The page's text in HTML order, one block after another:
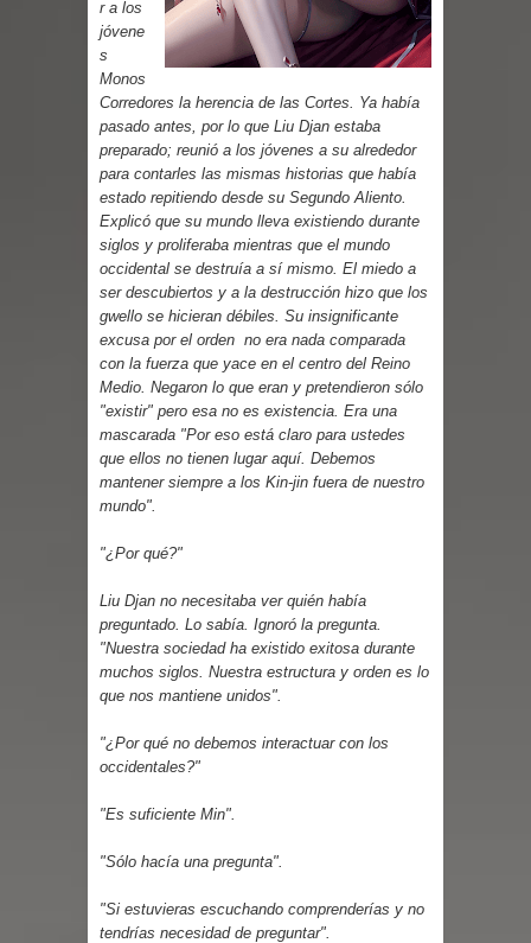
r a los
jóvene
s
Monos
Corredores la herencia de las Cortes. Ya había
pasado antes, por lo que Liu Djan estaba
preparado; reunió a los jóvenes a su alrededor
para contarles las mismas historias que había
estado repitiendo desde su Segundo Aliento.
Explicó que su mundo lleva existiendo durante
siglos y proliferaba mientras que el mundo
occidental se destruía a sí mismo. El miedo a
ser descubiertos y a la destrucción hizo que los
gwello se hicieran débiles. Su insignificante
excusa por el orden no era nada comparada
con la fuerza que yace en el centro del Reino
Medio. Negaron lo que eran y pretendieron sólo
"existir" pero esa no es existencia. Era una
mascarada "Por eso está claro para ustedes
que ellos no tienen lugar aquí. Debemos
mantener siempre a los Kin-jin fuera de nuestro
mundo".
"¿Por qué?"
Liu Djan no necesitaba ver quién había
preguntado. Lo sabía. Ignoró la pregunta.
"Nuestra sociedad ha existido exitosa durante
muchos siglos. Nuestra estructura y orden es lo
que nos mantiene unidos".
"¿Por qué no debemos interactuar con los
occidentales?"
"Es suficiente Min".
"Sólo hacía una pregunta".
"Si estuvieras escuchando comprenderías y no
tendrías necesidad de preguntar".